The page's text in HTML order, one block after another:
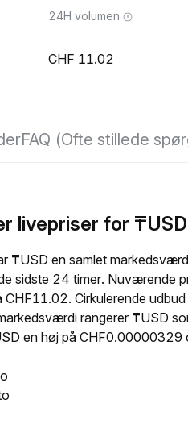
24H volumen
11.02
FAQ (Ofte stillede
livepriser for ₸USD
₸USD en samlet
sidste 24 timer. Nuværende
Cirkulerende
rangerer ₸USD
en høj på